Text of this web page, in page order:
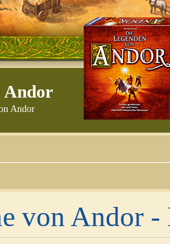
Andor
Andor
von Andor